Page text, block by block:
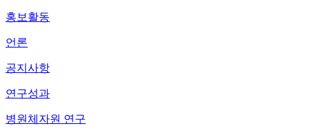
홍보활동
언론
공지사항
연구성과
병원체자원 연구